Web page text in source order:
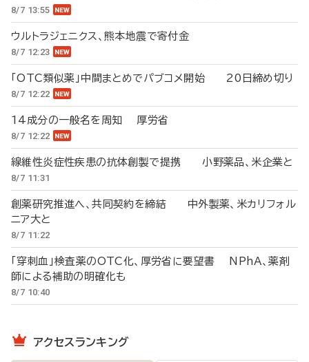
8/7 13:55
ウルトラジェニクス、熊本地震で寄付金
8/7 12:23
「OTC類似薬」中間まとめでパブコメ開始 20日締め切り
8/7 12:22
14成分の一般名を周知 厚労省
8/7 12:22
線維性炎症性疾患の抗体創製で提携 小野薬品、米企業と
8/7 11:31
創薬研究推進へ、共同契約を締結 中外製薬、米カリフォル
ニア大と
8/7 11:22
「穿刺血」検査薬のOTC化、厚労省に要望書 NPhA、薬剤
師による補助の明確化も
8/7 10:40
アクセスランキング